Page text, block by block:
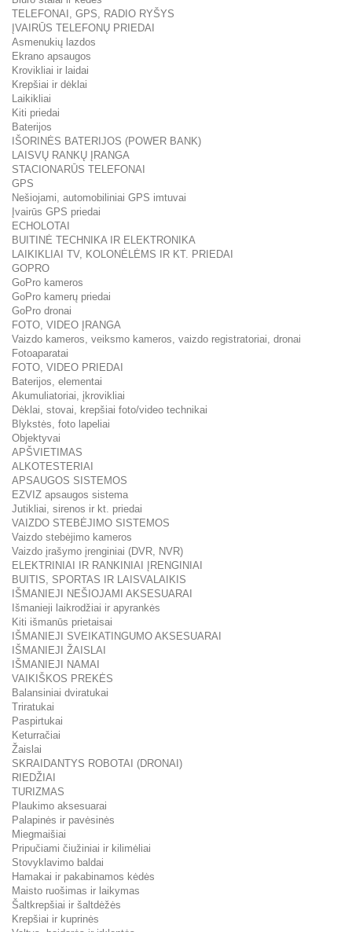
TELEFONAI, GPS, RADIO RYŠYS
ĮVAIRŪS TELEFONŲ PRIEDAI
Asmenukių lazdos
Ekrano apsaugos
Krovikliai ir laidai
Krepšiai ir dėklai
Laikikliai
Kiti priedai
Baterijos
IŠORINĖS BATERIJOS (POWER BANK)
LAISVŲ RANKŲ ĮRANGA
STACIONARŪS TELEFONAI
GPS
Nešiojami, automobiliniai GPS imtuvai
Įvairūs GPS priedai
ECHOLOTAI
BUITINĖ TECHNIKA IR ELEKTRONIKA
LAIKIKLIAI TV, KOLONĖLĖMS IR KT. PRIEDAI
GOPRO
GoPro kameros
GoPro kamerų priedai
GoPro dronai
FOTO, VIDEO ĮRANGA
Vaizdo kameros, veiksmo kameros, vaizdo registratoriai, dronai
Fotoaparatai
FOTO, VIDEO PRIEDAI
Baterijos, elementai
Akumuliatoriai, įkrovikliai
Dėklai, stovai, krepšiai foto/video technikai
Blykstės, foto lapeliai
Objektyvai
APŠVIETIMAS
ALKOTESTERIAI
APSAUGOS SISTEMOS
EZVIZ apsaugos sistema
Jutikliai, sirenos ir kt. priedai
VAIZDO STEBĖJIMO SISTEMOS
Vaizdo stebėjimo kameros
Vaizdo įrašymo įrenginiai (DVR, NVR)
ELEKTRINIAI IR RANKINIAI ĮRENGINIAI
BUITIS, SPORTAS IR LAISVALAIKIS
IŠMANIEJI NEŠIOJAMI AKSESUARAI
Išmanieji laikrodžiai ir apyrankės
Kiti išmanūs prietaisai
IŠMANIEJI SVEIKATINGUMO AKSESUARAI
IŠMANIEJI ŽAISLAI
IŠMANIEJI NAMAI
VAIKIŠKOS PREKĖS
Balansiniai dviratukai
Triratukai
Paspirtukai
Keturračiai
Žaislai
SKRAIDANTYS ROBOTAI (DRONAI)
RIEDŽIAI
TURIZMAS
Plaukimo aksesuarai
Palapinės ir pavėsinės
Miegmaišiai
Pripučiami čiužiniai ir kilimėliai
Stovyklavimo baldai
Hamakai ir pakabinamos kėdės
Maisto ruošimas ir laikymas
Šaltkrepšiai ir šaltdėžės
Krepšiai ir kuprinės